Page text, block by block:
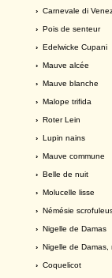
› Carnevale di
› Pois de senteur
› Edelwicke Cupani
› Mauve alcée
› Mauve blanche
› Malope trifida
› Roter Lein
› Lupin nains
› Mauve commune
› Belle de nuit
› Molucelle lisse
› Némésie
› Nigelle de Damas
› Nigelle de Damas,
› Coquelicot